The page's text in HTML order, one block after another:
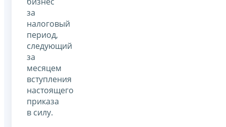
за
налоговый
период,
следующий
за
месяцем
вступления
настоящего
приказа
в силу.